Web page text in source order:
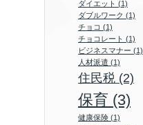
ダイエット (1)
ダブルワーク (1)
チョコ (1)
チョコレート (1)
ビジネスマナー (1)
人材派遣 (1)
住民税 (2)
保育 (3)
健康保険 (1)